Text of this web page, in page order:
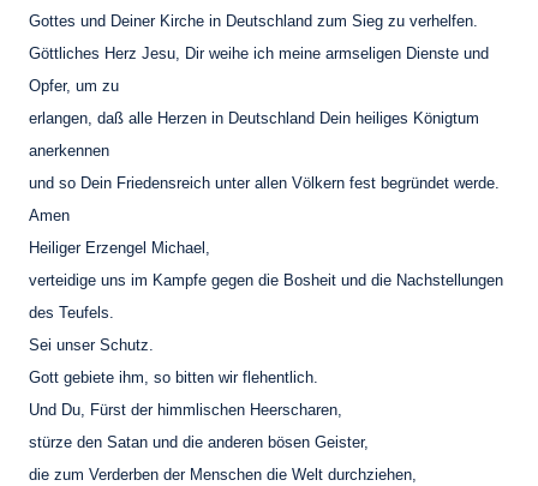
Gottes und Deiner Kirche in Deutschland zum Sieg zu verhelfen.
Göttliches Herz Jesu, Dir weihe ich meine armseligen Dienste und
Opfer, um zu
erlangen, daß alle Herzen in Deutschland Dein heiliges Königtum
anerkennen
und so Dein Friedensreich unter allen Völkern fest begründet werde.
Amen
Heiliger Erzengel Michael,
verteidige uns im Kampfe gegen die Bosheit und die Nachstellungen
des Teufels.
Sei unser Schutz.
Gott gebiete ihm, so bitten wir flehentlich.
Und Du, Fürst der himmlischen Heerscharen,
stürze den Satan und die anderen bösen Geister,
die zum Verderben der Menschen die Welt durchziehen,